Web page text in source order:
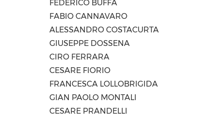
FEDERICO BUFFA
FABIO CANNAVARO
ALESSANDRO COSTACURTA
GIUSEPPE DOSSENA
CIRO FERRARA
CESARE FIORIO
FRANCESCA LOLLOBRIGIDA
GIAN PAOLO MONTALI
CESARE PRANDELLI